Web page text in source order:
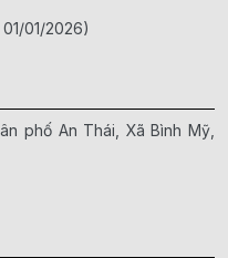
01/2026)
phố An Thái, Xã Bình Mỹ,